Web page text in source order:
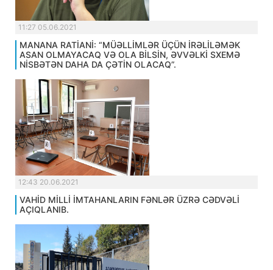
11:27 05.06.2021
MANANA RATİANİ: “MÜƏLLİMLƏR ÜÇÜN İRƏLİLƏMƏK
ASAN OLMAYACAQ VƏ OLA BİLSİN, ƏVVƏLKİ SXEMƏ
NİSBƏTƏN DAHA DA ÇƏTİN OLACAQ”.
12:43 20.06.2021
VAHİD MİLLİ İMTAHANLARIN FƏNLƏR ÜZRƏ CƏDVƏLİ
AÇIQLANIB.